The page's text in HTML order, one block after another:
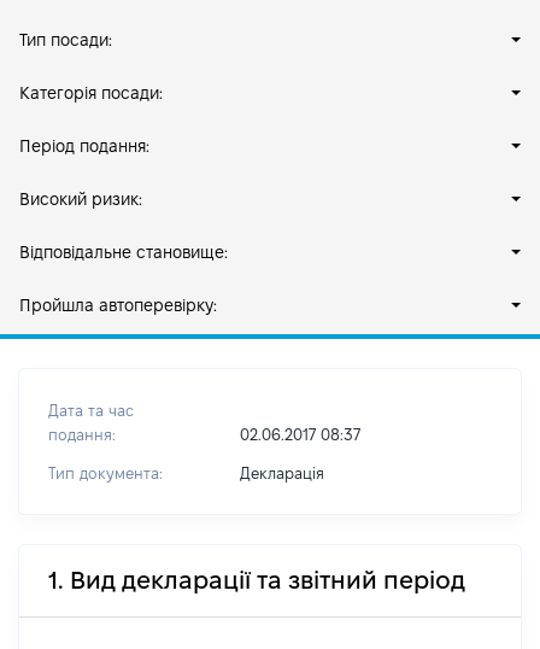
Тип посади:
Категорія посади:
Період подання:
Високий ризик:
Відповідальне становище:
Пройшла автоперевірку:
Дата та час
подання:
02.06.2017 08:37
Тип документа: Декларація
1. Вид декларації та звітний період